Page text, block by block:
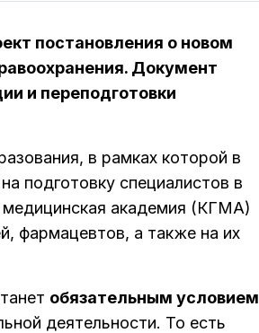
постановления о новом
Документ
и переподготовки
в рамках которой в
подготовку специалистов в
медицинская академия (КГМА)
фармацевтов, а также на их
обязательным условием
деятельности. То есть